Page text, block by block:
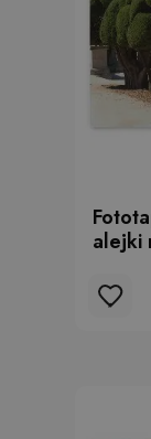
alejki